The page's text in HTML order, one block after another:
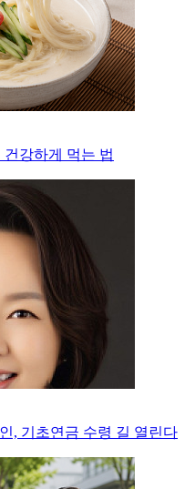
건강하게 먹는 법
, 기초연금 수령 길 열린다